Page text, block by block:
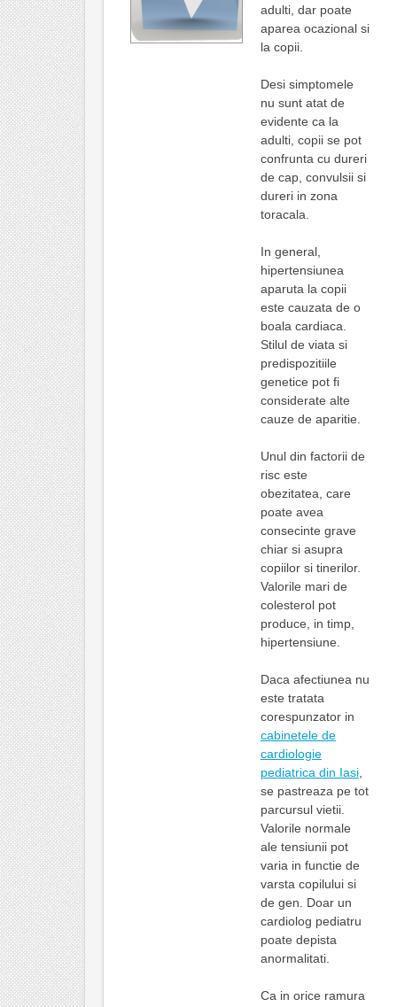
adulti, dar poate
aparea ocazional si
la copii.
Desi simptomele
nu sunt atat de
evidente ca la
adulti, copii se pot
confrunta cu dureri
de cap, convulsii si
dureri in zona
toracala.
In general,
hipertensiunea
aparuta la copii
este cauzata de o
boala cardiaca.
Stilul de viata si
predispozitiile
genetice pot fi
considerate alte
cauze de aparitie.
Unul din factorii de
risc este
obezitatea, care
poate avea
consecinte grave
chiar si asupra
copiilor si tinerilor.
Valorile mari de
colesterol pot
produce, in timp,
hipertensiune.
Daca afectiunea nu
este tratata
corespunzator in
cabinetele de
cardiologie
pediatrica din Iasi,
se pastreaza pe tot
parcursul vietii.
Valorile normale
ale tensiunii pot
varia in functie de
varsta copilului si
de gen. Doar un
cardiolog pediatru
poate depista
anormalitati.
Ca in orice ramura